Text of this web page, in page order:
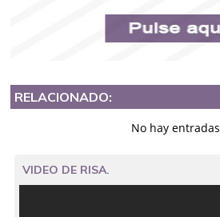
RELACIONADO:
No hay entradas
VIDEO DE RISA.